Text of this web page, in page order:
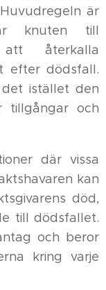
är
knuten till
att återkalla
efter dödsfall.
istället den
tillgångar och
där vissa
kan
död,
till dödsfallet.
och beror
kring varje